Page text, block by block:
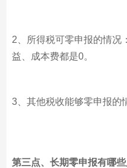
2、所得税可零申报的情况
益、成本费都是0。
3、其他税收能够零申报的
第三点、长期零申报有哪